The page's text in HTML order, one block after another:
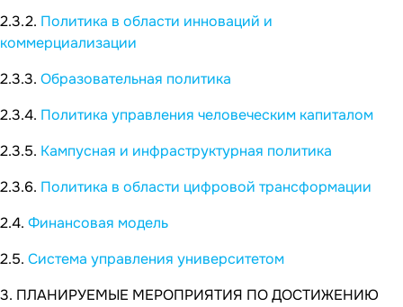
2.3.2. Политика в области инноваций и
коммерциализации
2.3.3. Образовательная политика
2.3.4. Политика управления человеческим капиталом
2.3.5. Кампусная и инфраструктурная политика
2.3.6. Политика в области цифровой трансформации
2.4. Финансовая модель
2.5. Система управления университетом
3. ПЛАНИРУЕМЫЕ МЕРОПРИЯТИЯ ПО ДОСТИЖЕНИЮ